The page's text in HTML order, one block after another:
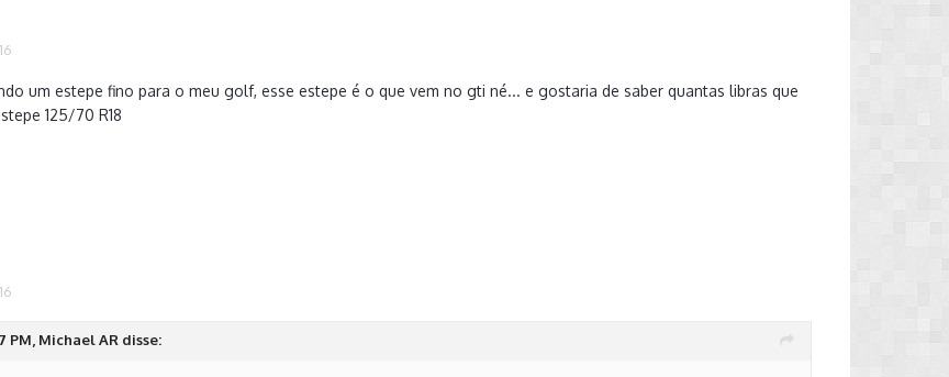
um estepe fino para o meu golf, esse estepe é o que vem no gti né... e gostaria de saber quantas libras que
125/70 R18
PM, Michael AR disse: